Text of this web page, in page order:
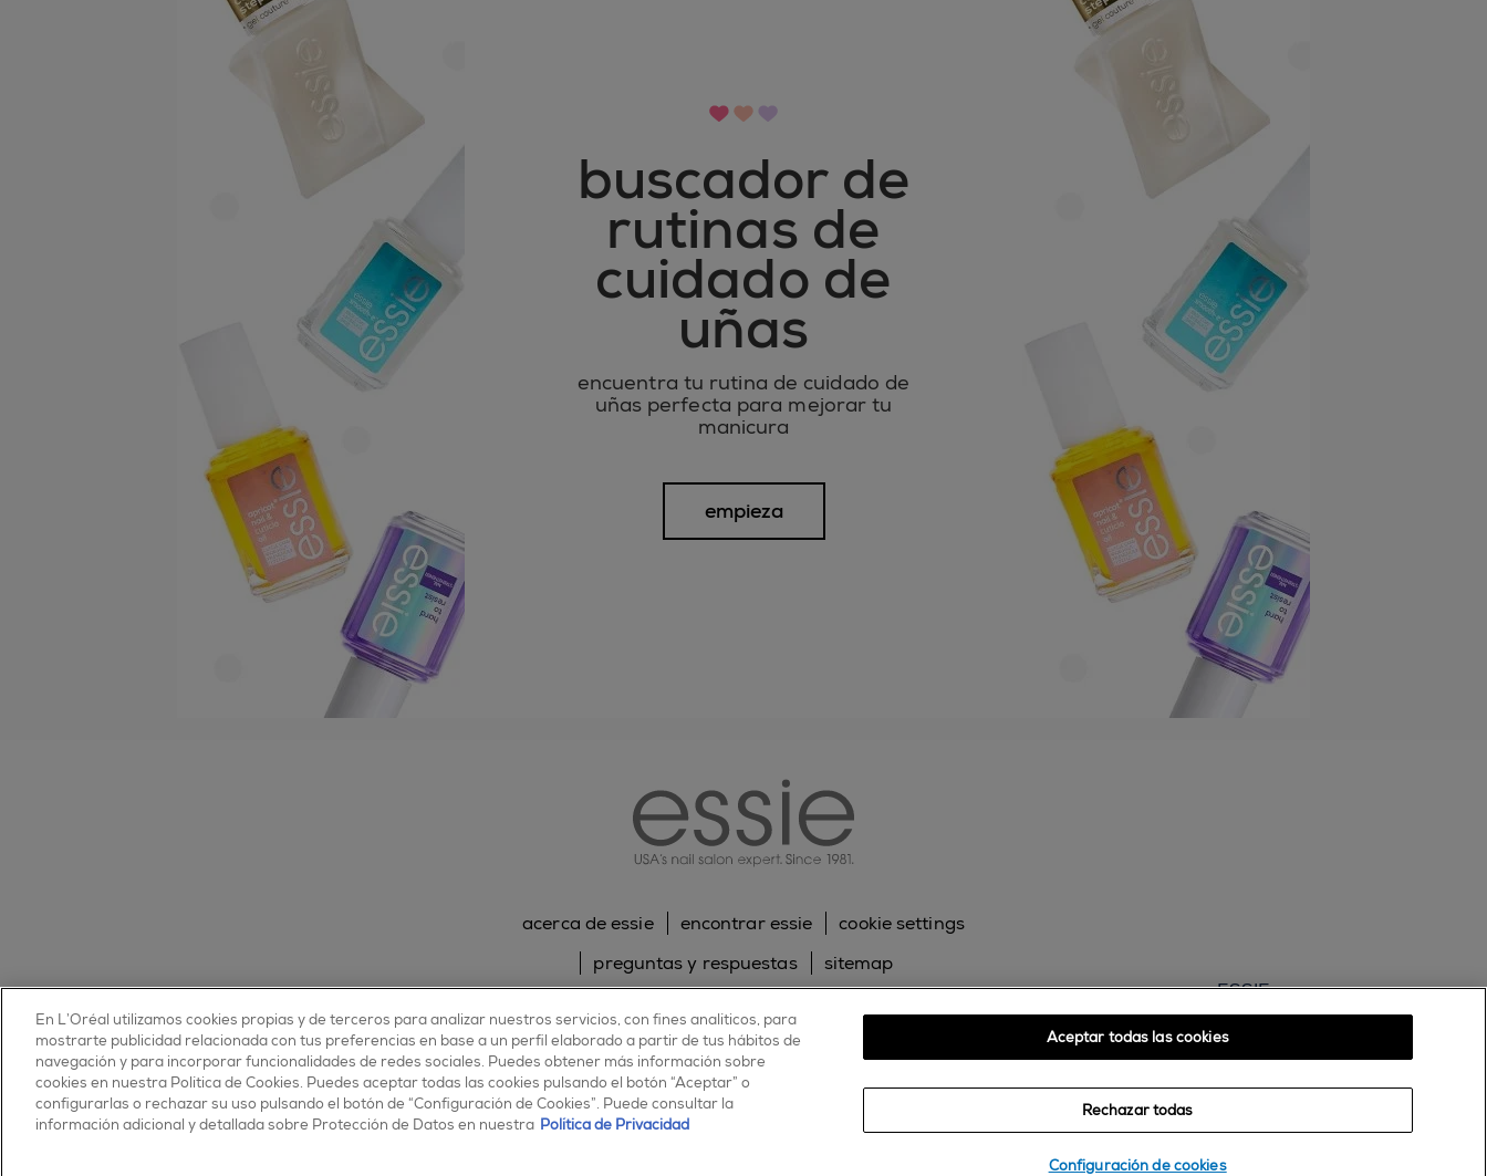
buscador de
rutinas de
cuidado de
uñas
encuentra tu rutina de cuidado de
uñas perfecta para mejorar tu
manicura
empieza
© 2025 essie todos los derechos reservados
condiciones de uso
acerca de essie encontrar essie
cookie settings
preguntas y respuestas
sitemap
política de privacidad
facebook
twitter youtubeinstagram
ESSIE
30, rue d’Alsace – 92300 Levallois-Perret
FRANCE
En L’Oréal utilizamos cookies propias y de terceros para analizar nuestros servicios, con fines analíticos, para
mostrarte publicidad relacionada con tus preferencias en base a un perfil elaborado a partir de tus hábitos de
navegación y para incorporar funcionalidades de redes sociales. Puedes obtener más información sobre
cookies en nuestra Política de Cookies. Puedes aceptar todas las cookies pulsando el botón “Aceptar” o
configurarlas o rechazar su uso pulsando el botón de “Configuración de Cookies”. Puede consultar la
información adicional y detallada sobre Protección de Datos en nuestra Política de Privacidad
Configuración de cookies
Rechazar todas
Aceptar todas las cookies